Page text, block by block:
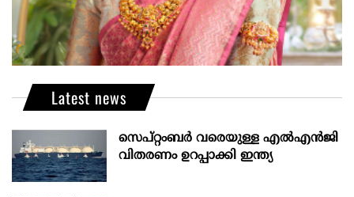
Latest news
സെപ്റ്റംബർ വരെയുള്ള എൽഎൻജി
വിതരണം ഉറപ്പാക്കി ഇന്ത്യ